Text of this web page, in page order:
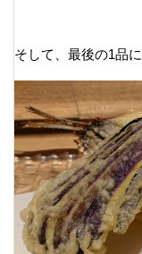
そして、最後の1品